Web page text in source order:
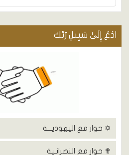
ادْعُ إِلَىٰ سَبِيلِ رَبِّكَ
✡ حوار مع اليهوديـــة
✟ حوار مع النصرانـية